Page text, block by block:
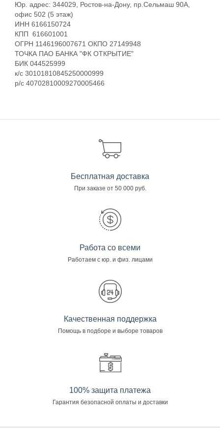
Юр. адрес: 344029, Ростов-на-Дону, пр.Сельмаш 90А,
офис 502 (5 этаж)
ИНН 6166150724
КПП 616601001
ОГРН 1146196007671 ОКПО 27149948
ТОЧКА ПАО БАНКА "ФК ОТКРЫТИЕ"
БИК 044525999
к/с 30101810845250000999
р/с 40702810009270005466
Бесплатная доставка
При заказе от 50 000 руб.
Работа со всеми
Работаем с юр. и физ. лицами
Качественная поддержка
Помощь в подборе и выборе товаров
100% защита платежа
Гарантия безопасной оплаты и доставки